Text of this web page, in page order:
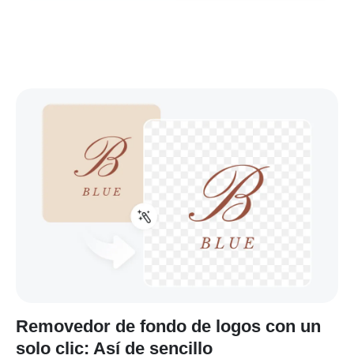
Removedor de fondo de logos con un
solo clic: Así de sencillo